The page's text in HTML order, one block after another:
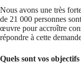
Nous avons une très
de 21 000 personnes
œuvre pour accroître
répondre à cette
Quels sont vos